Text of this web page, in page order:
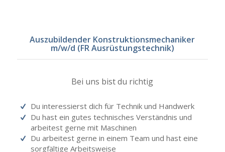
Auszubildender Konstruktionsmechaniker
m/w/d (FR Ausrüstungstechnik)
Bei uns bist du richtig
Du interessierst dich für Technik und Handwerk
Du hast ein gutes technisches Verständnis und
arbeitest gerne mit Maschinen
Du arbeitest gerne in einem Team und hast eine
sorgfältige Arbeitsweise